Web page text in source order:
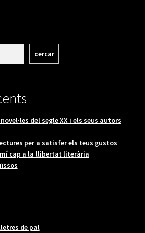
cercar
del segle XX i els seus autors
per a satisfer els teus gustos
cap a la llibertat literària
de pal